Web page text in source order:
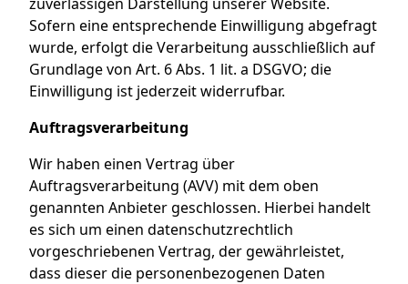
Sofern eine entsprechende Einwilligung abgefragt
wurde, erfolgt die Verarbeitung ausschließlich auf
Grundlage von Art. 6 Abs. 1 lit. a DSGVO; die
Einwilligung ist jederzeit widerrufbar.
Auftragsverarbeitung
Wir haben einen Vertrag über
Auftragsverarbeitung (AVV) mit dem oben
genannten Anbieter geschlossen. Hierbei handelt
es sich um einen datenschutzrechtlich
vorgeschriebenen Vertrag, der gewährleistet,
dass dieser die personenbezogenen Daten